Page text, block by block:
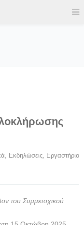
, Εκδηλώσεις, Εργαστήριo
του Συμμετοχικού